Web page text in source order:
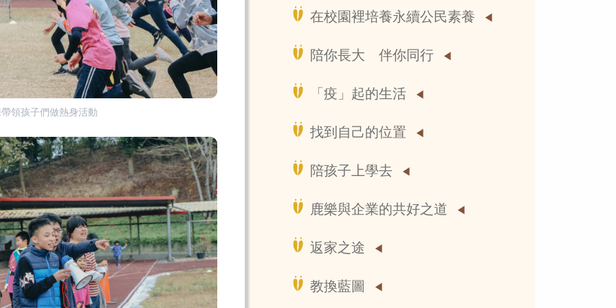
領孩子們做熱身活動
在校園裡培養永續公民素養
陪你長大 伴你同行
「疫」起的生活
找到自己的位置
陪孩子上學去
鹿樂與企業的共好之道
返家之途
教換藍圖